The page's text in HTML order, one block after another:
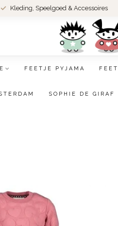
Kleding, Speelgoed & Accessoires
FEETJE PYJAMA
SOPHIE DE GIRAF